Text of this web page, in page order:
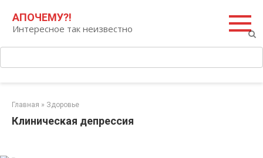
контенту
АПОЧЕМУ?!
Интересное так неизвестно
Главная » Здоровье
Клиническая депрессия